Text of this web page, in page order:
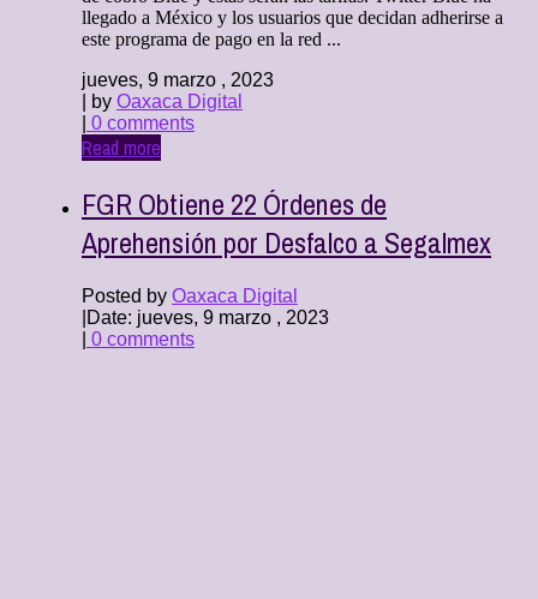
llegado a México y los usuarios que decidan adherirse a
este programa de pago en la red ...
jueves, 9 marzo , 2023
| by Oaxaca Digital
0 comments
Read more
FGR Obtiene 22 Órdenes de
Aprehensión por Desfalco a Segalmex
Posted by Oaxaca Digital
Date: jueves, 9 marzo , 2023
0 comments